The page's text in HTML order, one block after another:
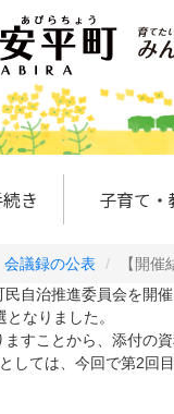
き 子育て・
会議録の公表
【開
自治推進委員会を開
なりました。
すことから、添付の
しては、今回で第2回目